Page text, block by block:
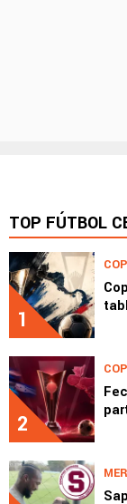
TOP FÚTBOL
1
2